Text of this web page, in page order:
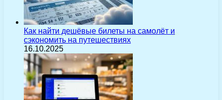
Как найти дешёвые билеты на самолёт и
сэкономить на путешествиях
16.10.2025